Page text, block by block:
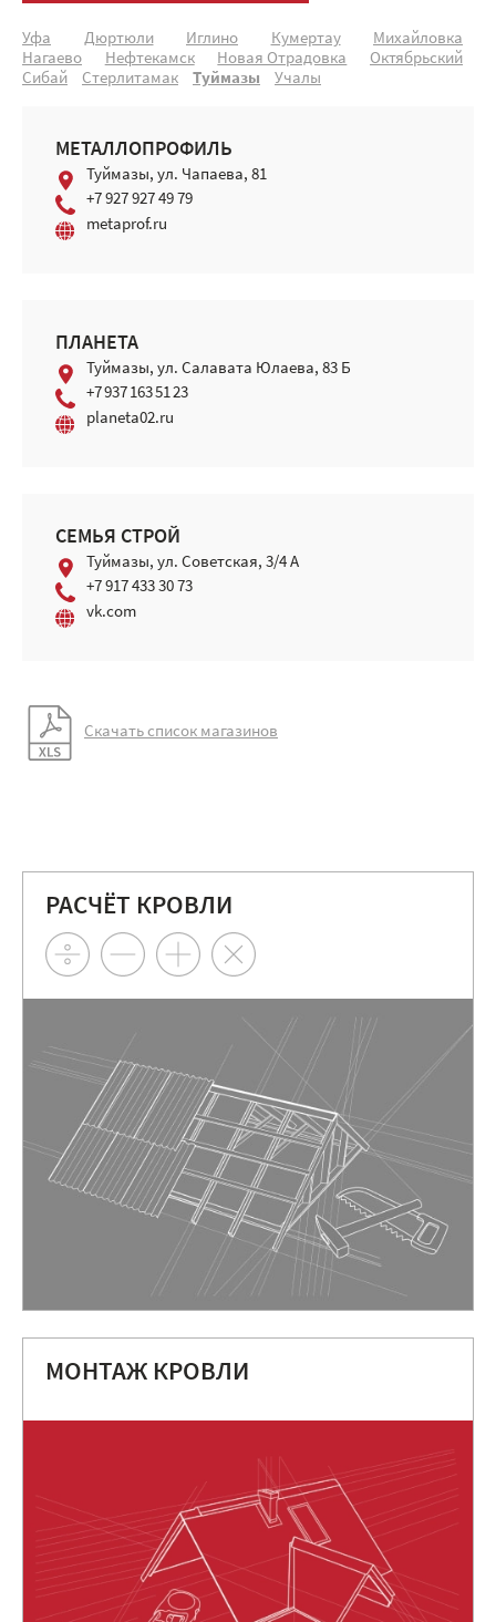
Уфа Дюртюли Иглино Кумертау
Михайловка
Нагаево
Нефтекамск Новая Отрадовка
Октябрьский
Сибай
Стерлитамак Туймазы Учалы
МЕТАЛЛОПРОФИЛЬ
Туймазы, ул. Чапаева, 81
+7 927 927 49 79
metaprof.ru
ПЛАНЕТА
Туймазы, ул. Салавата Юлаева, 83 Б
+7 937 163 51 23
planeta02.ru
СЕМЬЯ СТРОЙ
Туймазы, ул. Советская, 3/4 А
+7 917 433 30 73
vk.com
Скачать список магазинов
РАСЧЁТ КРОВЛИ
МОНТАЖ КРОВЛИ